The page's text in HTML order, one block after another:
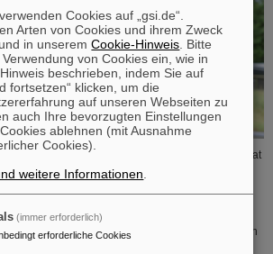
und Biochemikerin Dr. Katharina Stummeyer hat
der Administrativen Geschäftsführerin der GSI
GmbH und der Facility for
in Europe GmbH (FAIR GmbH) übernommen.
Projektträgers der Gesellschaft für Anlagen- und
Dr. Katharina Stummeyer folgt auf Dr. Ulrich
die Goethe-Universität Frankfurt…
Cookies auf „gsi.de“.
Arten von Cookies und ihrem Zweck
in unseremCookie-Hinweis . Bitte
von Cookies ein, wie in
beschrieben, indem Sie auf
fortsetzen“ klicken, um die
auf unseren Webseiten zu
auch Ihre bevorzugten Einstellungen
ablehnen (mit Ausnahme
Cookies).
weitere Informationen
(immer erforderlich)
erforderliche Cookies